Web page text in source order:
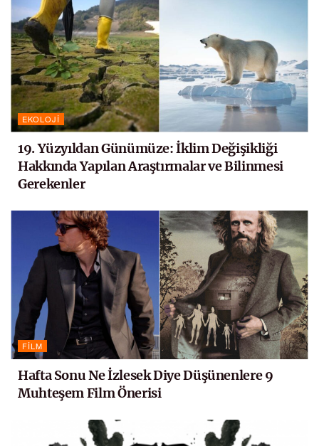
EKOLOJI
19. Yüzyıldan Günümüze: İklim Değişikliği
Hakkında Yapılan Araştırmalar ve Bilinmesi
Gerekenler
FILM
Hafta Sonu Ne İzlesek Diye Düşünenlere 9
Muhteşem Film Önerisi